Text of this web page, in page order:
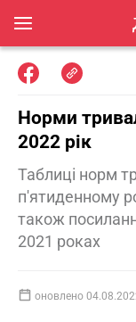
Норми
2022 рік
Таблиці норм
п'ятиденному
також
2021 роках
оновлено